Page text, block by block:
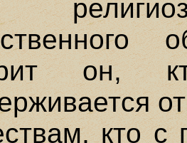
он,
кто с